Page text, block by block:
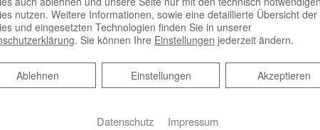
Online Termine anfragen!
nutzen. Weitere Informationen, sowie eine detaillierte Übersicht der
und eingesetzten Technologien finden Sie in unserer
. Sie können Ihre Einstellungen jederzeit ändern.
Akzeptieren
Einstellungen
Ablehnen
Ablehnen
Datenschutz Impressum